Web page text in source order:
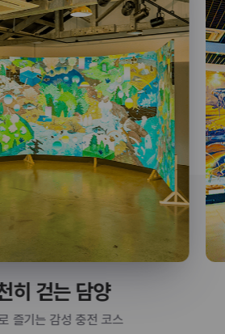
히 걷는 담양
즐기는 감성 충전 코스